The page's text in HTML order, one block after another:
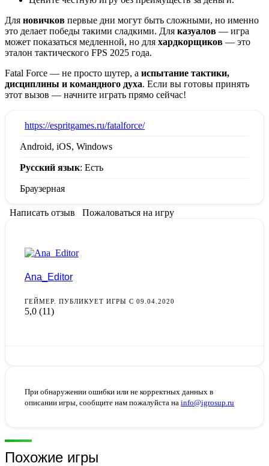
Для новичков первые дни могут быть сложными, но именно
это делает победы такими сладкими. Для казуалов — игра
может показаться медленной, но для хардкорщиков — это
эталон тактического FPS 2025 года.
Fatal Force — не просто шутер, а испытание тактики,
дисциплины и командного духа. Если вы готовы принять
этот вызов — начните играть прямо сейчас!
https://espritgames.ru/fatalforce/
Android, iOS, Windows
Русский язык: Есть
Браузерная
Написать отзыв Пожаловаться на игру
Ana_Editor
ГЕЙМЕР. ПУБЛИКУЕТ ИГРЫ С 09.04.2020
5,0 (11)
При обнаружении ошибки или не корректных данных в
описании игры, сообщите нам пожалуйста на info@igrosup.ru
Похожие игры